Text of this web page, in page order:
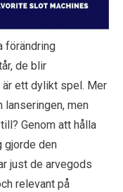
förändring
de blir
är ett dylikt spel. Mer
lanseringen, men
Genom att hålla
gjorde den
just de arvegods
relevant på